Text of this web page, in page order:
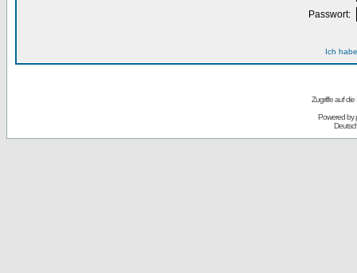
Passwort:
Ich
Zugriffe auf
Powered by